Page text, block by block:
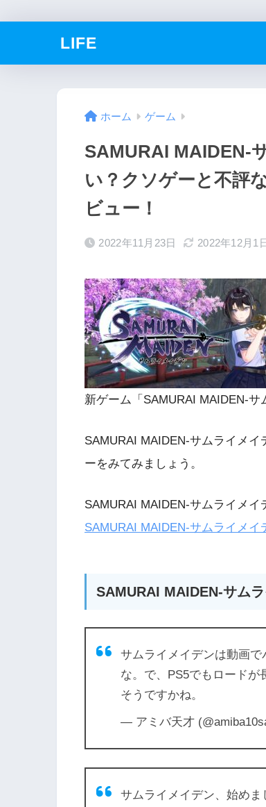
LIFE
ホーム ゲーム
SAMURAI MAIDEN-
い？クソゲーと不評
ビュー！
2022年11月23日 2022年12月1
新ゲーム「SAMURAI MAIDEN-サ
SAMURAI MAIDEN-サムライメ
ーをみてみましょう。
SAMURAI MAIDEN-サムライメ
SAMURAI MAIDEN-サムライメイ
SAMURAI MAIDEN-サム
サムライメイデンは動画
な。で、PS5でもロードが
そうですかね。
— アミバ天才
サムライメイデン、始め